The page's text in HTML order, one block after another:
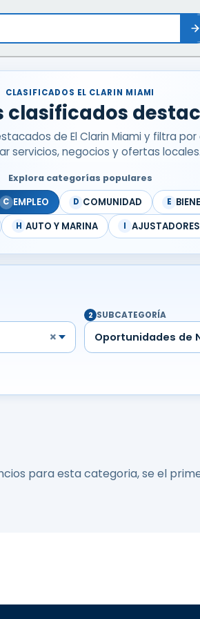
CLASIFICADOS EL CLARIN MIAMI
clasificados
de El Clarin Miami y filtra
servicios, negocios y ofertas locales.
Explora categorías populares
C EMPLEO D COMUNIDAD E
H AUTO Y MARINA I
×
2 SUBCATEGORÍA
Oportunidades de
para esta categoria, se el